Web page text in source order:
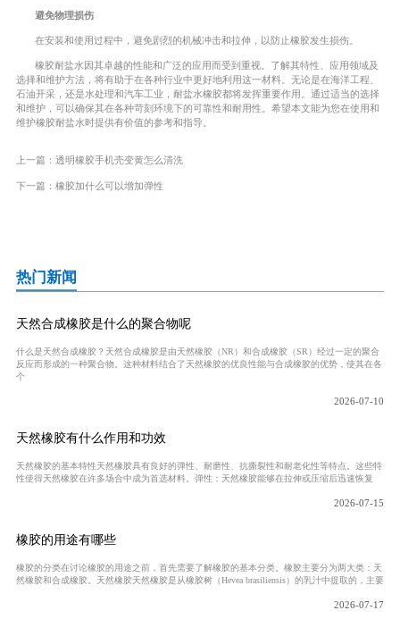
避免物理损伤
在安装和使用过程中，避免剧烈的机械冲击和拉伸，以防止橡胶发生损伤。
橡胶耐盐水因其卓越的性能和广泛的应用而受到重视。了解其特性、应用领域及
选择和维护方法，将有助于在各种行业中更好地利用这一材料。无论是在海洋工程、
石油开采，还是水处理和汽车工业，耐盐水橡胶都将发挥重要作用。通过适当的选择
和维护，可以确保其在各种苛刻环境下的可靠性和耐用性。希望本文能为您在使用和
维护橡胶耐盐水时提供有价值的参考和指导。
上一篇： 透明橡胶手机壳变黄怎么清洗
下一篇： 橡胶加什么可以增加弹性
热门新闻
天然合成橡胶是什么的聚合物呢
什么是天然合成橡胶？天然合成橡胶是由天然橡胶（NR）和合成橡胶（SR）经过一定的聚合
反应而形成的一种聚合物。这种材料结合了天然橡胶的优良性能与合成橡胶的优势，使其在各
个
2026-07-10
天然橡胶有什么作用和功效
天然橡胶的基本特性天然橡胶具有良好的弹性、耐磨性、抗撕裂性和耐老化性等特点。这些特
性使得天然橡胶在许多场合中成为首选材料。弹性：天然橡胶能够在拉伸或压缩后迅速恢复
2026-07-15
橡胶的用途有哪些
橡胶的分类在讨论橡胶的用途之前，首先需要了解橡胶的基本分类。橡胶主要分为两大类：天
然橡胶和合成橡胶。天然橡胶天然橡胶是从橡胶树（Hevea brasiliensis）的乳汁中提取的，主要
2026-07-17